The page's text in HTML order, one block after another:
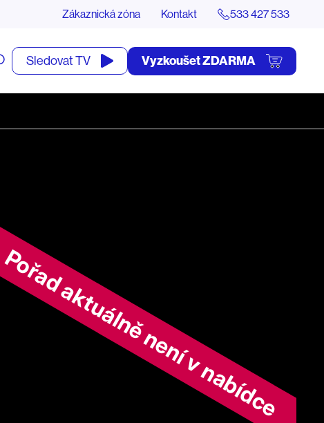
Zákaznická zóna Kontakt 533 427 533
Otevřít
vyhledávání
Sledovat TV Vyzkoušet ZDARMA
Pořad aktuálně není v nabídce